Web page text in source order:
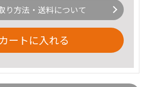
り方法・送料について
カートに入れる